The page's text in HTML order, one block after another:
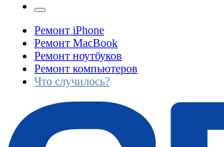
Ремонт iPhone
Ремонт MacBook
Ремонт ноутбуков
Ремонт компьютеров
Что случилось?